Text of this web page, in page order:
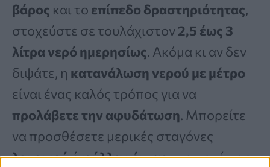
βάρος και το επίπεδο δραστηριότητας,
στοχεύστε σε τουλάχιστον 2,5 έως 3
λίτρα νερό ημερησίως. Ακόμα κι αν δεν
διψάτε, η κατανάλωση νερού με μέτρο
είναι ένας καλός τρόπος για να
προλάβετε την αφυδάτωση. Μπορείτε
να προσθέσετε μερικές σταγόνες
λεμονιούήφύλλα μένταςστο ποτό σας